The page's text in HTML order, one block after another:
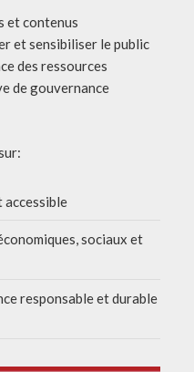
et contenus
et sensibiliser le public
des ressources
de gouvernance
sociaux et
responsable et durable